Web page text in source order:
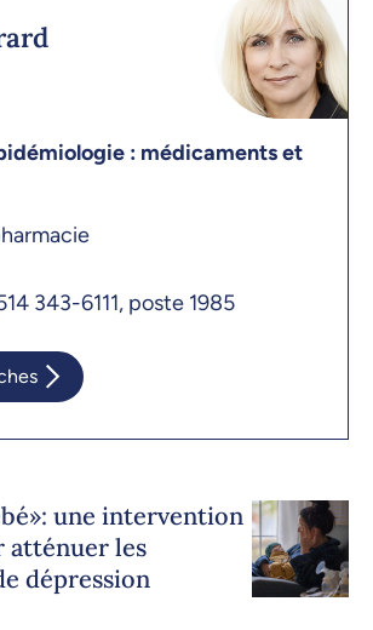
: médicaments et
343-6111, poste 1985
une intervention
atténuer les
dépression